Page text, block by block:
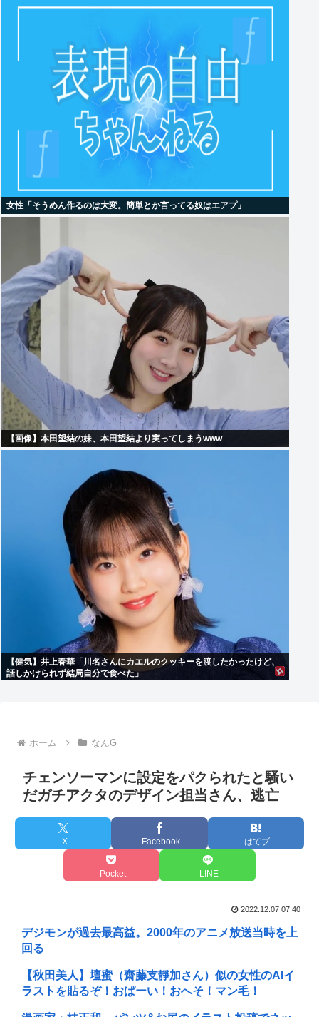
女性「そうめん作るのは大変。簡単とか言ってる奴はエアプ」
【画像】本田望結の妹、本田望結より実ってしまうwww
【健気】井上春華「川名さんにカエルのクッキーを渡したかったけど、
話しかけられず結局自分で食べた」
ホーム なんG
チェンソーマンに設定をパクられたと騒い
だガチアクタのデザイン担当さん、逃亡
X Facebook はてブ
Pocket LINE
2022.12.07 07:40
デジモンが過去最高益。2000年のアニメ放送当時を上
回る
【秋田美人】壇蜜（齋藤支靜加さん）似の女性のAIイ
ラストを貼るぞ！おぱーい！おへそ！マン毛！